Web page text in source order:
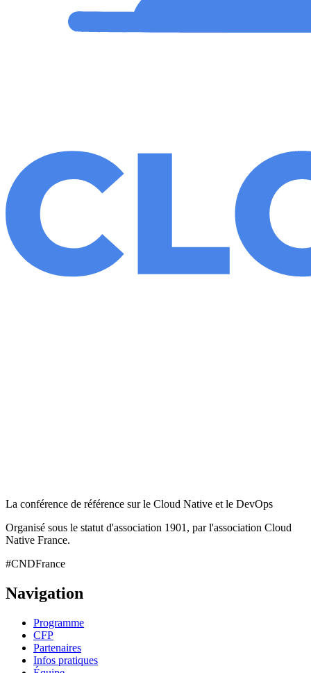
La conférence de référence sur le Cloud Native et le DevOps
Organisé sous le statut d'association 1901, par l'association Cloud
Native France.
#CNDFrance
Navigation
Programme
CFP
Partenaires
Infos pratiques